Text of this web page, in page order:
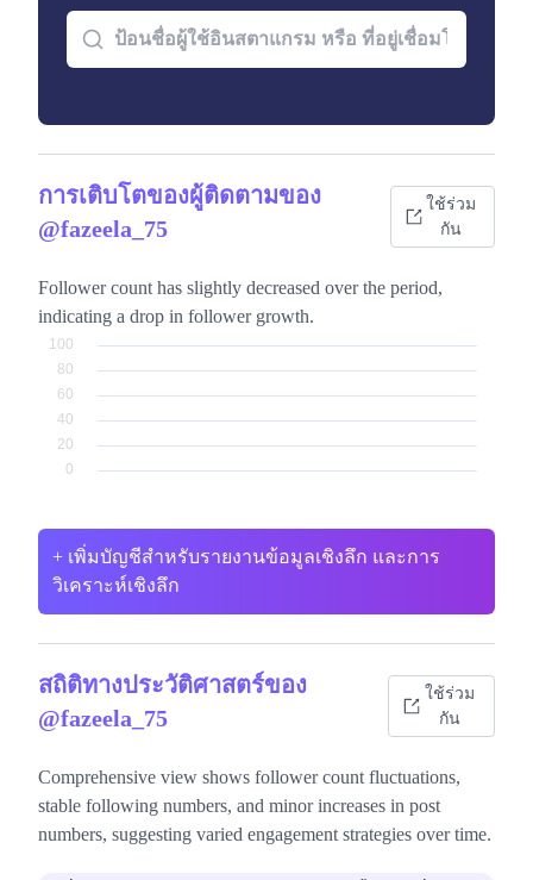
การเติบโตของผู้ติดตามของ
@fazeela_75
ใช้ร่วม
กัน
Follower count has slightly decreased over the period,
indicating a drop in follower growth.
+ เพิ่มบัญชีสำหรับรายงานข้อมูลเชิงลึก และการ
วิเคราะห์เชิงลึก
สถิติทางประวัติศาสตร์ของ
@fazeela_75
ใช้ร่วม
กัน
Comprehensive view shows follower count fluctuations,
stable following numbers, and minor increases in post
numbers, suggesting varied engagement strategies over time.